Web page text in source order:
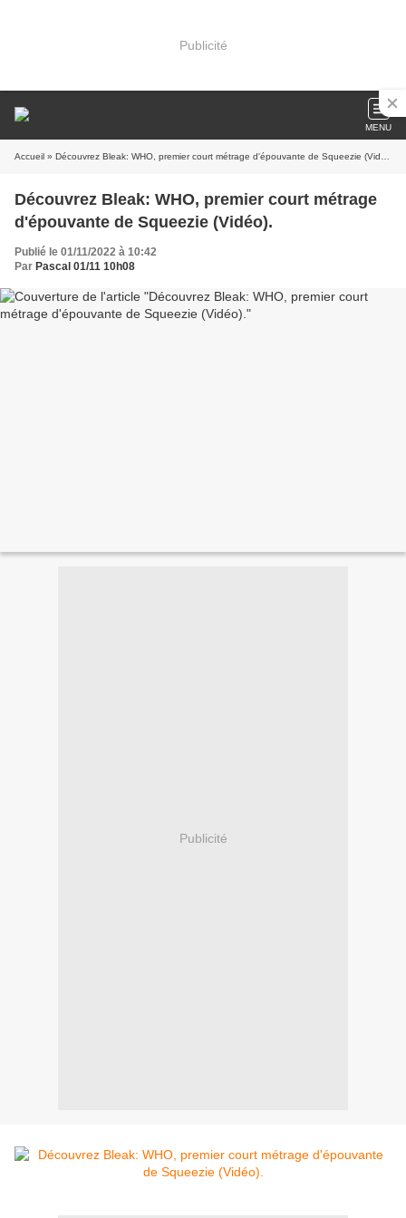
Publicité
MENU
Accueil » Découvrez Bleak: WHO, premier court métrage d'épouvante de Squeezie (Vidéo).
Découvrez Bleak: WHO, premier court métrage
d'épouvante de Squeezie (Vidéo).
Publié le 01/11/2022 à 10:42
Par Pascal 01/11 10h08
Publicité